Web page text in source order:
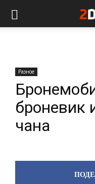
Разное
броневик
чана